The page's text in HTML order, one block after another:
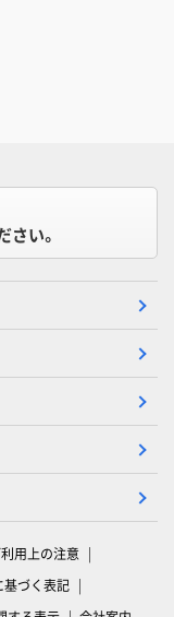
さい。
利用上の注意
基づく表記